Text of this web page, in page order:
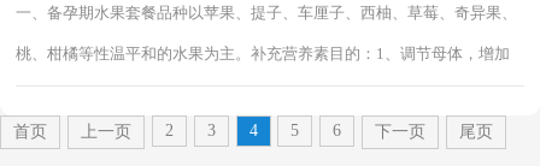
一、备孕期水果套餐品种以苹果、提子、车厘子、西柚、草莓、奇异果、
桃、柑橘等性温平和的水果为主。补充营养素目的：1、调节母体，增加
首页 上一页 2 3 4 5 6 下一页 尾页